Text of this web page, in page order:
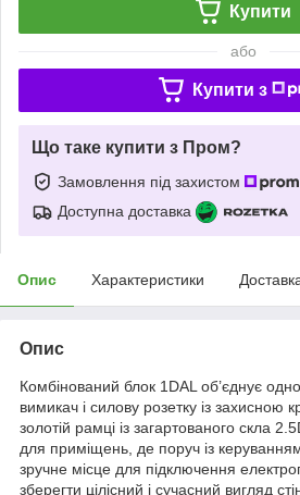
Купити
або
Купити з
Що таке купити з Пром?
Замовлення під захистом
Доступна доставка
Опис Характеристики
Опис
Комбінований блок 1DAL об’єднує
вимикач і силову розетку із захисною
золотій рамці із загартованого скла
для приміщень, де поруч із
зручне місце для підключення
зберегти цілісний і сучасний вигляд